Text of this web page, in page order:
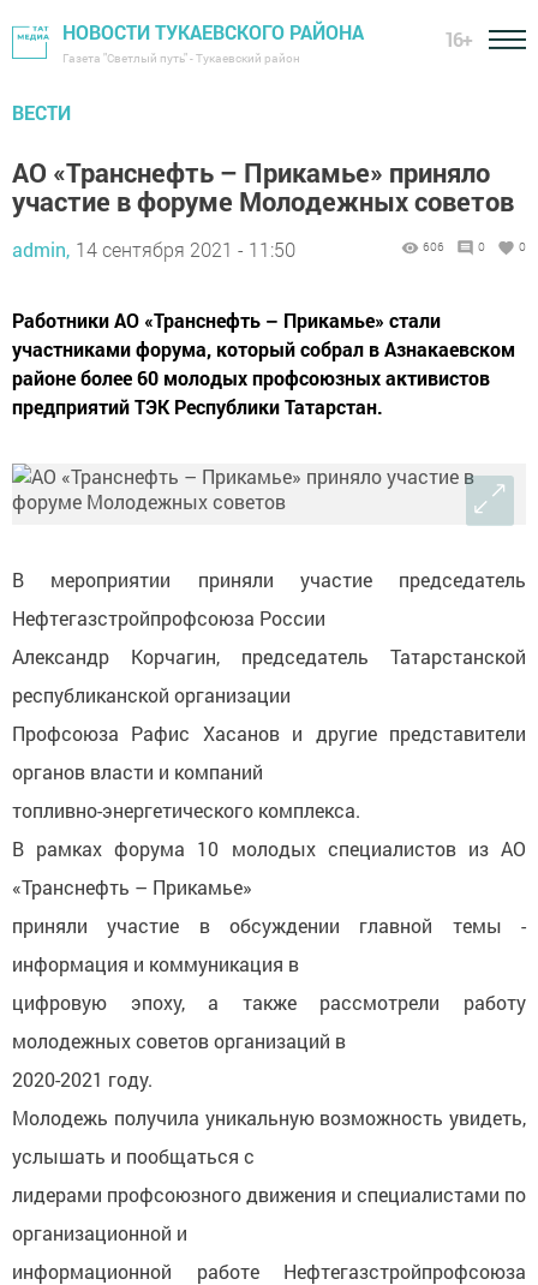
НОВОСТИ ТУКАЕВСКОГО РАЙОНА
Газета "Светлый путь" - Тукаевский район
16+
ВЕСТИ
АО «Транснефть – Прикамье» приняло
участие в форуме Молодежных советов
admin, 14 сентября 2021 - 11:50 606 0 0
Работники АО «Транснефть – Прикамье» стали
участниками форума, который собрал в Азнакаевском
районе более 60 молодых профсоюзных активистов
предприятий ТЭК Республики Татарстан.
В мероприятии приняли участие председатель
Нефтегазстройпрофсоюза России
Александр Корчагин, председатель Татарстанской
республиканской организации
Профсоюза Рафис Хасанов и другие представители
органов власти и компаний
топливно-энергетического комплекса.
В рамках форума 10 молодых специалистов из АО
«Транснефть – Прикамье»
приняли участие в обсуждении главной темы -
информация и коммуникация в
цифровую эпоху, а также рассмотрели работу
молодежных советов организаций в
2020-2021 году.
Молодежь получила уникальную возможность увидеть,
услышать и пообщаться с
лидерами профсоюзного движения и специалистами по
организационной и
информационной работе Нефтегазстройпрофсоюза